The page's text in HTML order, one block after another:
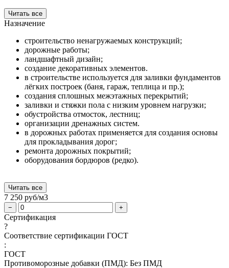
Читать все
Назначение
строительство ненагружаемых конструкций;
дорожные работы;
ландшафтный дизайн;
создание декоративных элементов.
в строительстве используется для заливки фундаментов
лёгких построек (баня, гараж, теплица и пр.);
создания сплошных межэтажных перекрытий;
заливки и стяжки пола с низким уровнем нагрузки;
обустройства отмосток, лестниц;
организации дренажных систем.
в дорожных работах применяется для создания основы
для прокладывания дорог;
ремонта дорожных покрытий;
оборудования бордюров (редко).
Читать все
7 250 руб/м3
− +
Сертификация
?
Соответствие сертификации ГОСТ
:
ГОСТ
Противоморозные добавки (ПМД): Без ПМД